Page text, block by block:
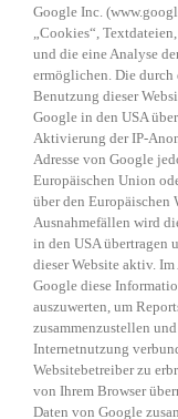
Google Inc.
„Cookies“,
und die eine Analyse
ermöglichen. Die
Benutzung dieser
Google in den USA
Aktivierung der IP-
Adresse von Google
Europäischen Union
über den Europäischen
Ausnahmefällen wird
in den USA übertragen
dieser Website aktiv.
Google diese
auszuwerten, um
zusammenzustellen
Internetnutzung
Websitebetreiber zu
von Ihrem Browser
Daten von Google